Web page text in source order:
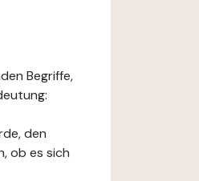
Begriffe,
den
ob es sich